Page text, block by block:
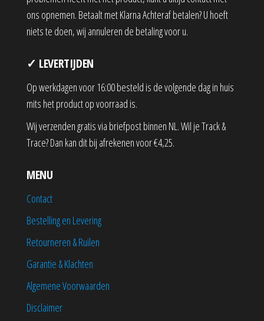
ons opnemen. Betaalt met Klarna Achteraf betalen? U hoeft
niets te doen, wij annuleren de betaling voor u.
✓ LEVERTIJDEN
Op werkdagen voor 16:00 besteld is de volgende dag in huis
mits het product op voorraad is.
Wij verzenden gratis via briefpost binnen NL. Wil je Track &
Trace? Dan kan dit bij afrekenen voor €4,25.
MENU
Contact
Bestelling en Levering
Retourneren & Ruilen
Garantie & Klachten
Algemene Voorwaarden
Disclaimer